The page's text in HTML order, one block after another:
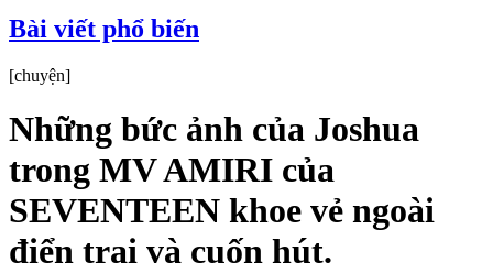
Bài viết phổ biến
[chuyện]
Những bức ảnh của Joshua
trong MV AMIRI của
SEVENTEEN khoe vẻ ngoài
điển trai và cuốn hút.